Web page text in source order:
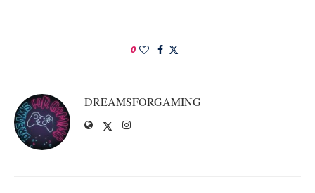
0
DREAMSFORGAMING